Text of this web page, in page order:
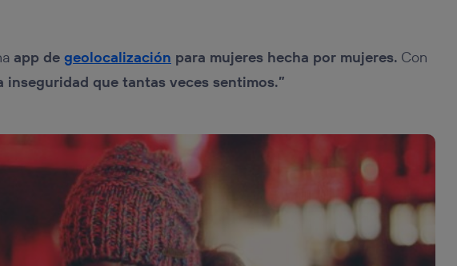
app de geolocalización para mujeres hecha por mujeres. Con
inseguridad que tantas veces sentimos.”